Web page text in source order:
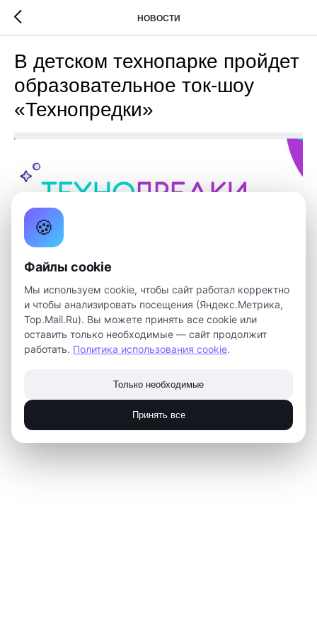
НОВОСТИ
В детском технопарке пройдет
образовательное ток-шоу
«Технопредки»
В Кванториуме пройдет образовательное ток-шоу в
формате игры для детей и родителей "Технопредки".
Приглашаем на прямую трансляцию детей и
16.00. Присоединиться можно по
2023-09-25 15:02
🍪
Файлы cookie
Мы используем cookie, чтобы сайт работал корректно
и чтобы анализировать посещения (Яндекс.Метрика,
Top.Mail.Ru). Вы можете принять все cookie или
оставить только необходимые — сайт продолжит
работать. Политика использования cookie.
Только необходимые
Принять все